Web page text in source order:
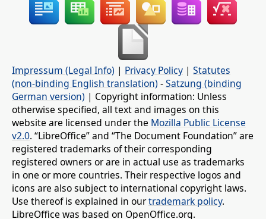
Impressum (Legal Info) | Privacy Policy | Statutes
(non-binding English translation) -Satzung (binding
German version) | Copyright information: Unless
otherwise specified, all text and images on this
website are licensed under the Mozilla Public License
v2.0. “LibreOffice” and “The Document Foundation” are
registered trademarks of their corresponding
registered owners or are in actual use as trademarks
in one or more countries. Their respective logos and
icons are also subject to international copyright laws.
Use thereof is explained in ourtrademark policy.
LibreOffice was based on OpenOffice.org.